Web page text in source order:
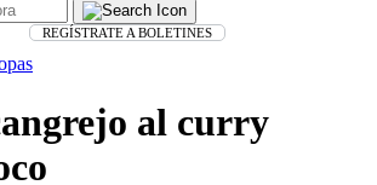
REGÍSTRATE A BOLETINES
al curry